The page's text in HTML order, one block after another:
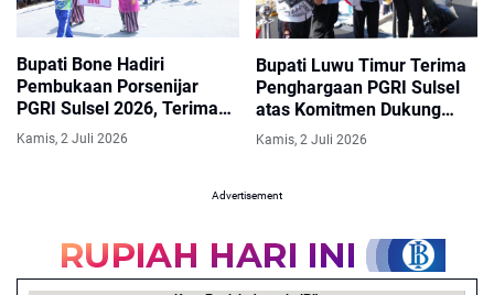
Bupati Bone Hadiri
Pembukaan Porsenijar
PGRI Sulsel 2026, Terima
Penghargaan dari PGRI
Kamis, 2 Juli 2026
Bupati Luwu Timur Terima
Penghargaan PGRI Sulsel
atas Komitmen Dukung
Guru
Kamis, 2 Juli 2026
Advertisement